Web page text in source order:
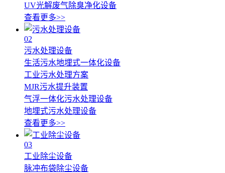
UV光解废气除臭净化设备
查看更多>>
02
污水处理设备
生活污水地埋式一体化设备
工业污水处理方案
MJR污水提升装置
气浮一体化污水处理设备
地埋式污水处理设备
查看更多>>
03
工业除尘设备
脉冲布袋除尘设备